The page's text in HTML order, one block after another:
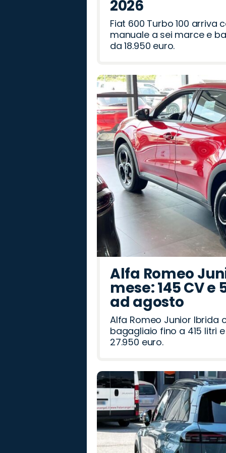
2026
Fiat 600 Turbo 100 arriva
manuale a sei marce e
da 18.950 euro.
Alfa Romeo
mese: 145 CV
ad agosto
Alfa Romeo Junior Ibrida
bagagliaio fino a 415 litri
27.950 euro.